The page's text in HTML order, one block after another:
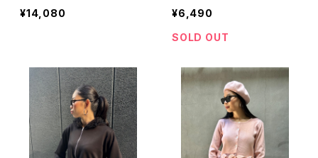
ディガン ジャガード スマイ
リー ニコちゃん Vネック ポ
¥14,080
ット Vネック 薄手 羽織
¥6,490
SOLD OUT